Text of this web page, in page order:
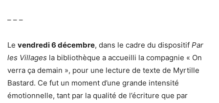
– – –
Le vendredi 6 décembre, dans le cadre du dispositif Par
les Villages la bibliothèque a accueilli la compagnie « On
verra ça demain », pour une lecture de texte de Myrtille
Bastard. Ce fut un moment d’une grande intensité
émotionnelle, tant par la qualité de l’écriture que par